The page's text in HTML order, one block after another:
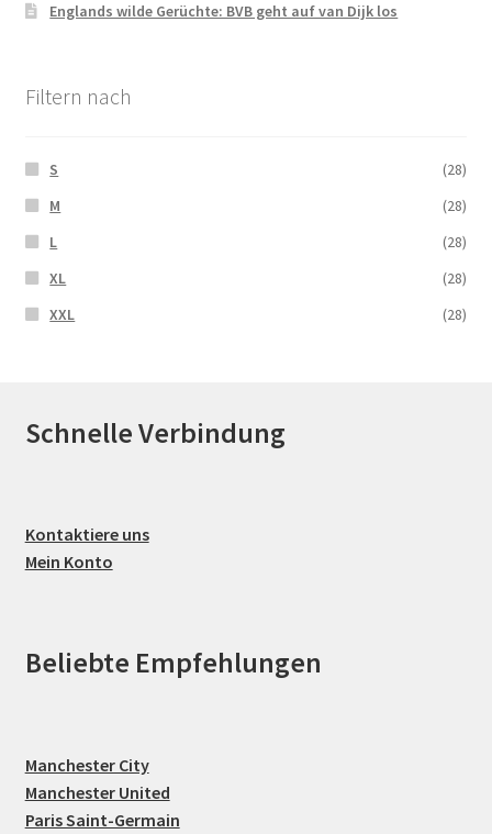
Englands wilde Gerüchte: BVB geht auf van Dijk los
Filtern nach
S
(28)
M
(28)
L
(28)
XL
(28)
XXL
(28)
Schnelle Verbindung
Kontaktiere uns
Mein Konto
Beliebte Empfehlungen
Manchester City
Manchester United
Paris Saint-Germain